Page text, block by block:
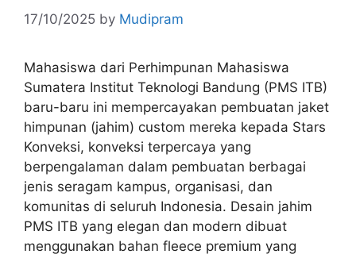
17/10/2025 by Mudipram
Mahasiswa dari Perhimpunan Mahasiswa
Sumatera Institut Teknologi Bandung (PMS ITB)
baru-baru ini mempercayakan pembuatan jaket
himpunan (jahim) custom mereka kepada Stars
Konveksi, konveksi terpercaya yang
berpengalaman dalam pembuatan berbagai
jenis seragam kampus, organisasi, dan
komunitas di seluruh Indonesia. Desain jahim
PMS ITB yang elegan dan modern dibuat
menggunakan bahan fleece premium yang